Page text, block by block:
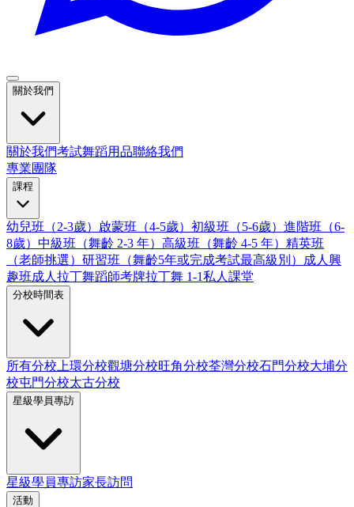
關於我們
關於我們考試舞蹈用品聯絡我們
專業團隊
課程
幼兒班（2-3歲） 啟蒙班（4-5歲） 初級班（5-6歲） 進階班（6-
8歲） 中級班（舞齡 2-3 年） 高級班（舞齡 4-5 年） 精英班
（老師挑選） 研習班（舞齡5年或完成考試最高級別）
成人興
趣班成人拉丁舞蹈師考牌拉丁舞 1-1私人課堂
分校時間表
所有分校 上環分校觀塘分校旺角分校荃灣分校石門分校大埔分
校屯門分校太古分校
星級學員專訪
星級學員專訪家長訪問
活動